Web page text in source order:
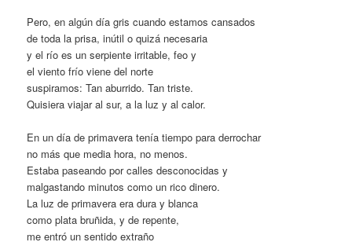
Pero, en algún día gris cuando estamos cansados
de toda la prisa, inútil o quizá necesaria
y el río es un serpiente irritable, feo y
el viento frío viene del norte
suspiramos: Tan aburrido. Tan triste.
Quisiera viajar al sur, a la luz y al calor.
En un día de primavera tenía tiempo para derrochar
no más que media hora, no menos.
Estaba paseando por calles desconocidas y
malgastando minutos como un rico dinero.
La luz de primavera era dura y blanca
como plata bruñida, y de repente,
me entró un sentido extraño